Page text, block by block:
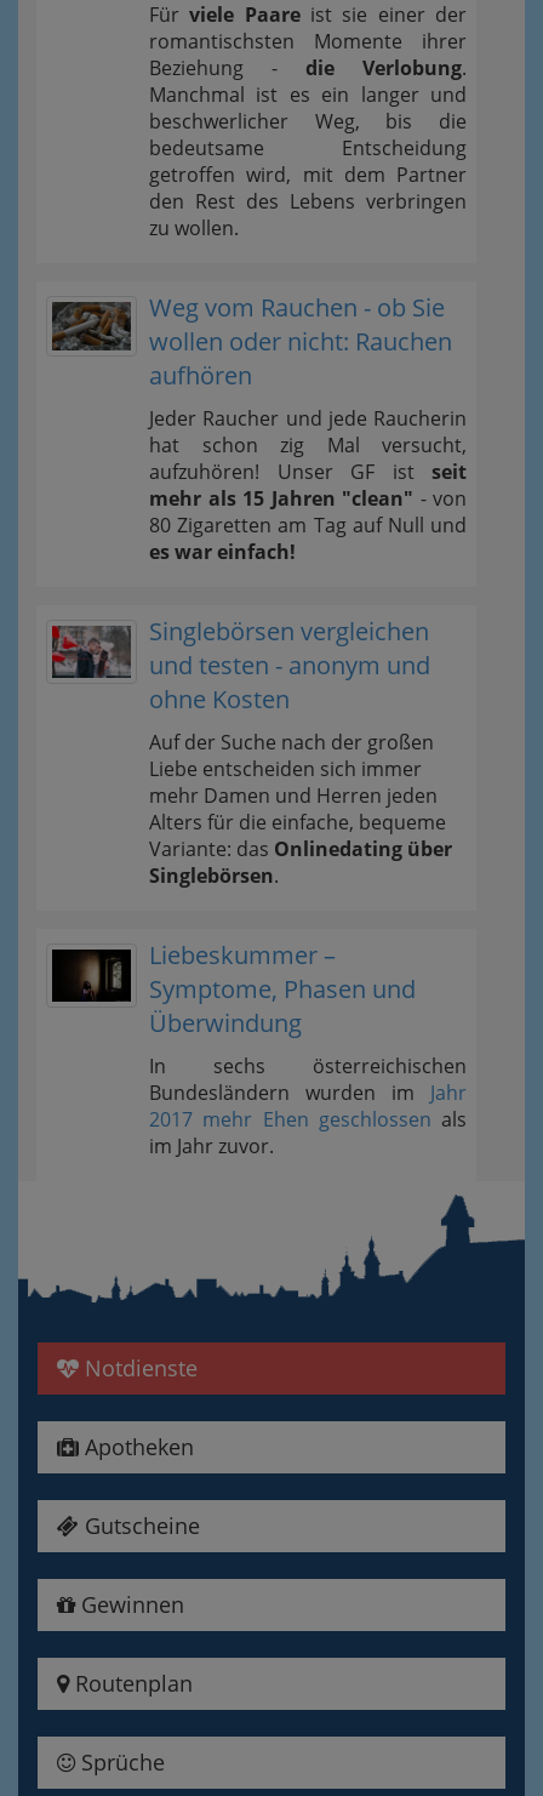
Fürviele Paareist sie einer der
romantischsten Momente ihrer
Beziehung - die Verlobung.
Manchmal ist es ein langer und
beschwerlicher Weg, bis die
bedeutsame Entscheidung
getroffen wird, mit dem Partner
den Rest des Lebens verbringen
zu wollen.
Weg vom Rauchen - ob Sie
wollen oder nicht: Rauchen
aufhören
Jeder Raucher und jede Raucherin
hat schon zig Mal versucht,
aufzuhören! Unser GF ist seit
mehr als 15 Jahren "clean" - von
80 Zigaretten am Tag auf Null und
es war einfach!
Singlebörsen vergleichen
und testen - anonym und
ohne Kosten
Auf der Suche nach der großen
Liebe entscheiden sich immer
mehr Damen und Herren jeden
Alters für die einfache, bequeme
Variante: das Onlinedating über
Singlebörsen.
Liebeskummer –
Symptome, Phasen und
Überwindung
In sechs österreichischen
Bundesländern wurden im Jahr
2017 mehr Ehen geschlossen als
im Jahr zuvor.
Notdienste
Apotheken
Gutscheine
Gewinnen
Routenplan
Sprüche